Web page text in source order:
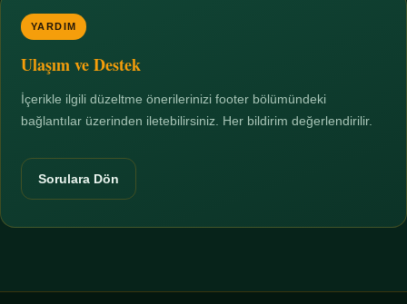
YARDIM
Ulaşım ve Destek
İçerikle ilgili düzeltme önerilerinizi footer bölümündeki
bağlantılar üzerinden iletebilirsiniz. Her bildirim değerlendirilir.
Sorulara Dön